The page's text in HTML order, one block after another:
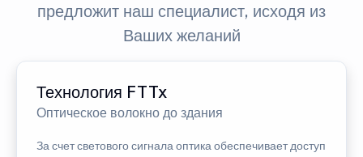
предложит наш специалист, исходя из
Ваших желаний
Технология FTTx
Оптическое волокно до здания
За счет светового сигнала оптика обеспечивает доступ